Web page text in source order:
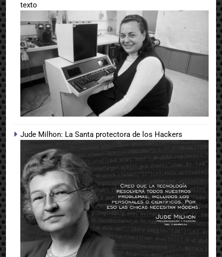
texto
Jude Milhon: La Santa protectora de los Hackers